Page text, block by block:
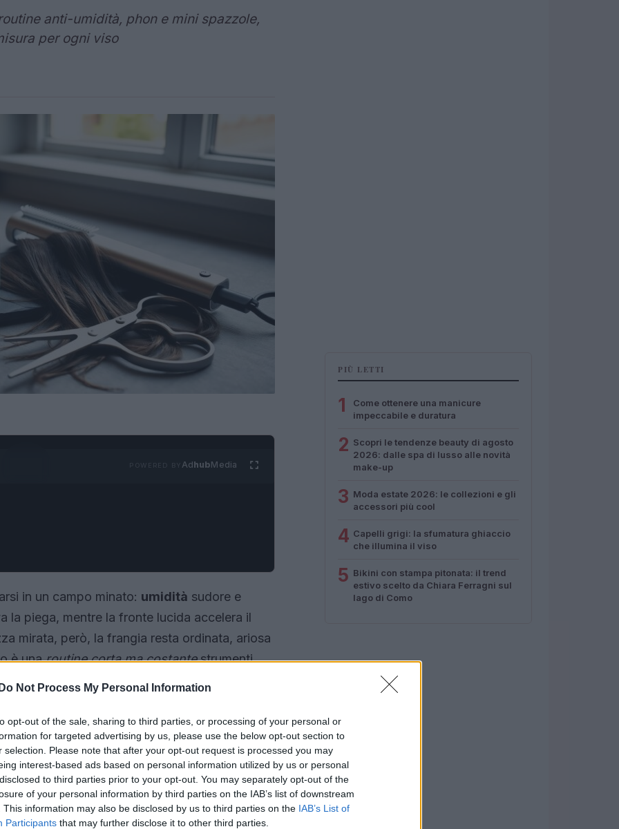
Do Not Process My Personal Information
opt-out of the sale, sharing to third parties, or processing of your personal or
for targeted advertising by us, please use the below opt-out section to
selection. Please note that after your opt-out request is processed you may
interest-based ads based on personal information utilized by us or personal
to third parties prior to your opt-out. You may separately opt-out of the
of your personal information by third parties on the IAB’s list of downstream
This information may also be disclosed by us to third parties on the IAB’s List of
Participants that may further disclose it to other third parties.
anti-umidità, phon e mini spazzole,
per ogni viso
AdhubMedia
in un campo minato: umidità sudore e
la piega, mentre la fronte lucida accelera il
mirata, però, la frangia resta ordinata, ariosa
è unaroutine corta ma costantestrumenti
servono davvero.
PIÙ LETTI
1
Come ottenere una manicure
impeccabile e duratura
2 Scopri le tendenze beauty di agosto
2026: dalle spa di lusso alle novità
make-up
3 Moda estate 2026: le collezioni e gli
accessori più cool
4 Capelli grigi: la sfumatura ghiaccio
che illumina il viso
5 Bikini con stampa pitonata: il trend
estivo scelto da Chiara Ferragni sul
lago di Como